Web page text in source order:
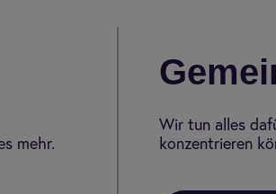
mehr.
Wir tun alles
konzentrieren